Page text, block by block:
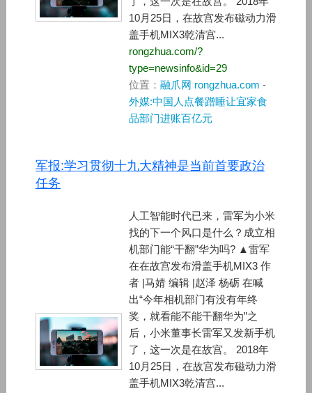
10月25日，在故宫发布磁动力滑
盖手机MIX3乾清宫...
rongzhua.com/?
type=newsinfo&id=29
位置： 融爪网 rongzhua.com -
外媒:中国人点餐蹭睡让宜家食
品部门进账百亿元
军报:学习贯彻十九大精神是当前首要政治
任务
人工智能时代已来，雷军为小米
找的下一个风口是什么？成立相
机部门能“干翻”华为吗? ▲雷军
在在故宫发布滑盖手机MIX3 作
者 |马婧 编辑 |赵泽 杨砺 在喊
出“今年相机部门有没有年终
奖，就看能不能干翻华为”之
后，小米董事长雷军又发新手机
了，这一次是在故宫。 2018年
10月25日，在故宫发布磁动力滑
盖手机MIX3乾清宫...